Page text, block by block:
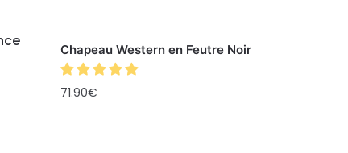
Chapeau Western en Feutre Noir
71.90€